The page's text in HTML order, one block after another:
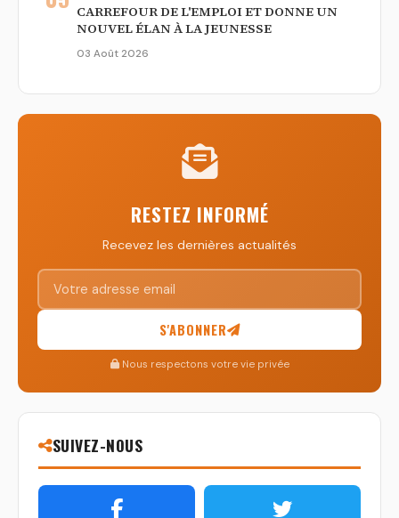
CARREFOUR DE L'EMPLOI ET DONNE UN
NOUVEL ÉLAN À LA JEUNESSE
03 Août 2026
RESTEZ INFORMÉ
Recevez les dernières actualités
S'ABONNER
Nous respectons votre vie privée
SUIVEZ-NOUS